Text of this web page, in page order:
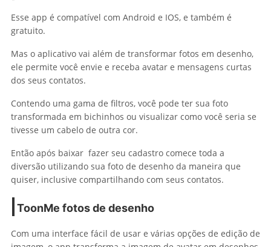
Esse app é compatível com Android e IOS, e também é
gratuito.
Mas o aplicativo vai além de transformar fotos em desenho,
ele permite você envie e receba avatar e mensagens curtas
dos seus contatos.
Contendo uma gama de filtros, você pode ter sua foto
transformada em bichinhos ou visualizar como você seria se
tivesse um cabelo de outra cor.
Então após baixar fazer seu cadastro comece toda a
diversão utilizando sua foto de desenho da maneira que
quiser, inclusive compartilhando com seus contatos.
ToonMe fotos de desenho
Com uma interface fácil de usar e várias opções de edição de